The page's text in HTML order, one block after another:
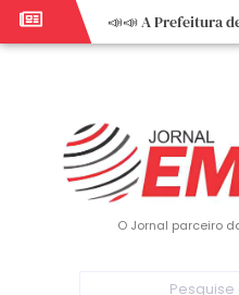
O Jornal parceiro